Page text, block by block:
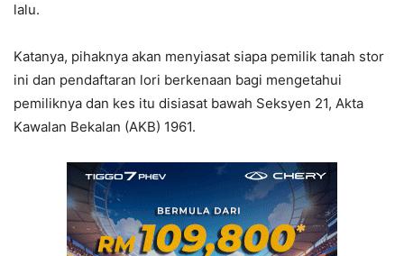
lalu.
Katanya, pihaknya akan menyiasat siapa pemilik tanah stor
ini dan pendaftaran lori berkenaan bagi mengetahui
pemiliknya dan kes itu disiasat bawah Seksyen 21, Akta
Kawalan Bekalan (AKB) 1961.